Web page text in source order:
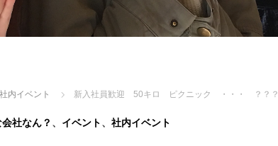
社内イベント 新入社員歓迎 50キロ ピクニック ・・・ ？？？
社なん？ 、 イベント、 社内イベント